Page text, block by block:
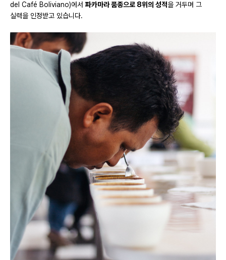
del Café Boliviano)에서파카마라 품종으로 8위의 성적을 거두며 그
실력을 인정받고 있습니다.